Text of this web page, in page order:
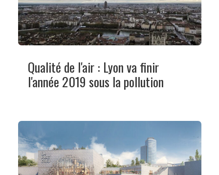
Qualité de l'air : Lyon va finir
l'année 2019 sous la pollution